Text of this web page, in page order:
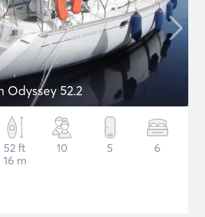
Sun Odyssey 52.2
52 ft
16 m
10 5 6